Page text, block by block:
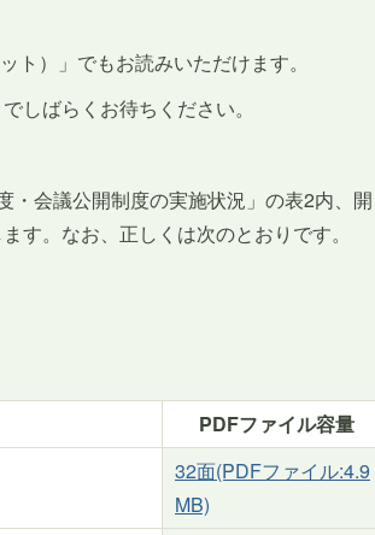
）」でもお読みいただけます。
しばらくお待ちください。
・会議公開制度の実施状況」の表2内、開
す。なお、正しくは次のとおりです。
PDFファイル容量
32面(PDFファイル:4.9
MB)